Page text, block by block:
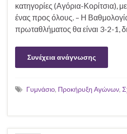
κατηγορίες (Αγόρια-Κορίτσια),
ένας προς όλους. – Η
πρωταθλήματος θα είναι 3-2-1,
Συνέχεια ανάγνωσης
Γυμνάσιο, Προκήρυξη Αγώνων,